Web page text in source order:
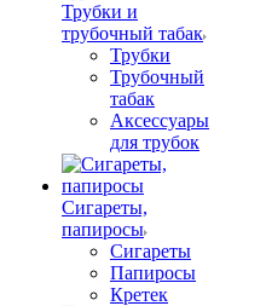
Трубки и
трубочный табак
Трубки
Трубочный
табак
Аксессуары
для трубок
Сигареты,
папиросы
Сигареты
Папиросы
Кретек